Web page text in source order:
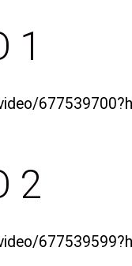
1
2